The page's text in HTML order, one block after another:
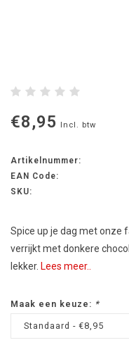
€8,95 Incl. btw
Artikelnummer:
EAN Code:
SKU:
Spice up je dag met onze
verrijkt met donkere
lekker. Lees meer..
Maak een keuze: *
Standaard - €8,95